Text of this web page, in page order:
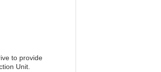
to provide
Unit.